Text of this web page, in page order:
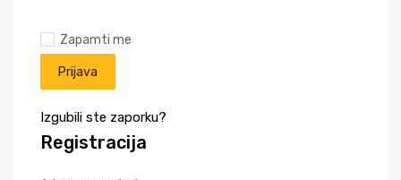
Zapamti me
Prijava
Izgubili ste zaporku?
Registracija